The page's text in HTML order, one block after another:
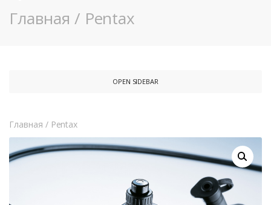
Главная / Pentax
OPEN SIDEBAR
Главная / Pentax